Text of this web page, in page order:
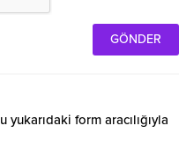
yukarıdaki form aracılığıyla